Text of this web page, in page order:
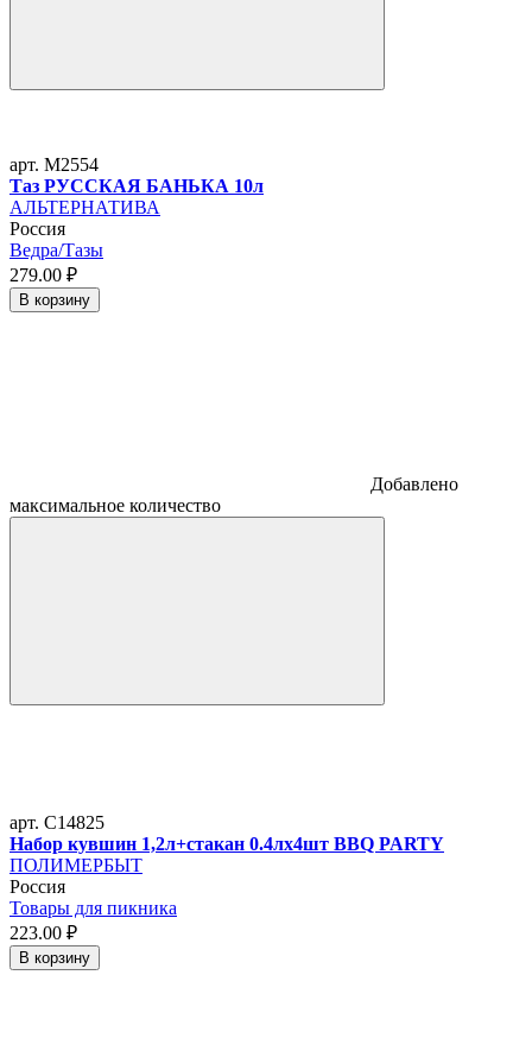
арт. M2554
Таз РУССКАЯ БАНЬКА 10л
АЛЬТЕРНАТИВА
Россия
Ведра/Тазы
279.00 ₽
В корзину
Добавлено
максимальное количество
арт. C14825
Набор кувшин 1,2л+стакан 0.4лх4шт BBQ PARTY
ПОЛИМЕРБЫТ
Россия
Товары для пикника
223.00 ₽
В корзину